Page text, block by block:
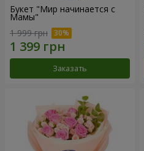
Букет "Мир начинается с
Мамы"
1 999 грн
Заказать